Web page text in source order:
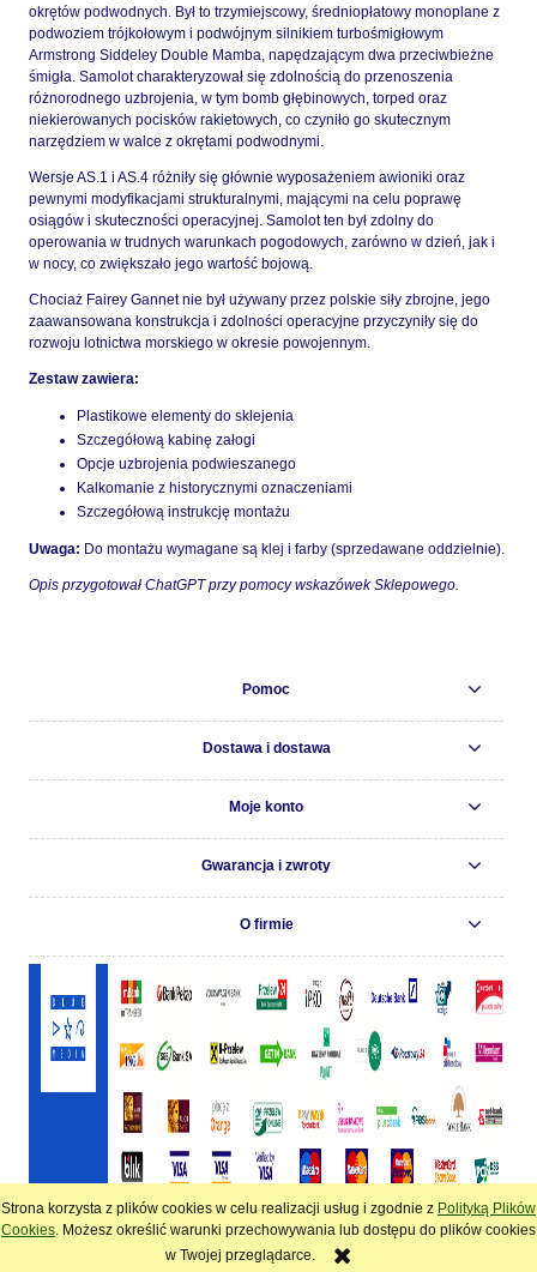
Strona korzysta z plików cookies w celu realizacji usług i zgodnie z Polityką Plików
Cookies. Możesz określić warunki przechowywania lub dostępu do plików cookies
w Twojej przeglądarce.
okrętów podwodnych. Był to trzymiejscowy, średniopłatowy monoplane z
podwoziem trójkołowym i podwójnym silnikiem turbośmigłowym
Armstrong Siddeley Double Mamba, napędzającym dwa przeciwbieżne
śmigła. Samolot charakteryzował się zdolnością do przenoszenia
różnorodnego uzbrojenia, w tym bomb głębinowych, torped oraz
niekierowanych pocisków rakietowych, co czyniło go skutecznym
narzędziem w walce z okrętami podwodnymi.
Wersje AS.1 i AS.4 różniły się głównie wyposażeniem awioniki oraz
pewnymi modyfikacjami strukturalnymi, mającymi na celu poprawę
osiągów i skuteczności operacyjnej. Samolot ten był zdolny do
operowania w trudnych warunkach pogodowych, zarówno w dzień, jak i
w nocy, co zwiększało jego wartość bojową.
Chociaż Fairey Gannet nie był używany przez polskie siły zbrojne, jego
zaawansowana konstrukcja i zdolności operacyjne przyczyniły się do
rozwoju lotnictwa morskiego w okresie powojennym.
Zestaw zawiera:
Plastikowe elementy do sklejenia
Szczegółową kabinę załogi
Opcje uzbrojenia podwieszanego
Kalkomanie z historycznymi oznaczeniami
Szczegółową instrukcję montażu
Uwaga: Do montażu wymagane są klej i farby (sprzedawane oddzielnie).
Opis przygotował ChatGPT przy pomocy wskazówek Sklepowego.
Pomoc
Dostawa i dostawa
Moje konto
Gwarancja i zwroty
O firmie
pokaż pełną wersję strony
Sklep internetowy Shoper.pl